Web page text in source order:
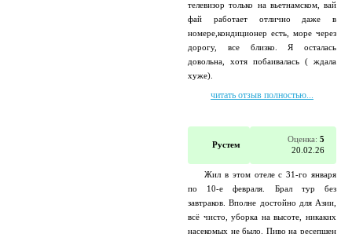
телевизор только на вьетнамском, вай
фай работает отлично даже в
номере,кондиционер есть, море через
дорогу, все близко. Я осталась
довольна, хотя побаивалась ( ждала
хуже).
читать отзыв полностью...
Рустем
Оценка: 5
20.02.26
Жил в этом отеле с 31-го января
по 10-е февраля. Брал тур без
завтраков. Вполне достойно для Азии,
всё чисто, уборка на высоте, никаких
насекомых не было. Пиво на ресепшен